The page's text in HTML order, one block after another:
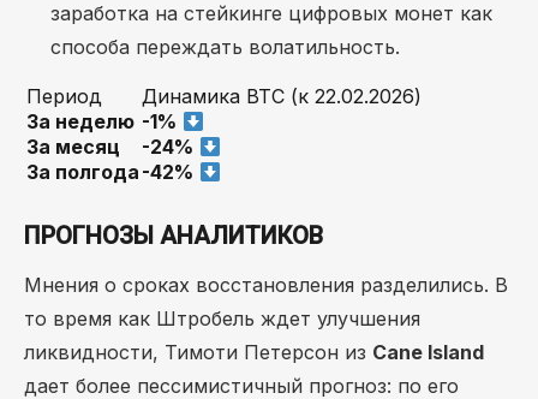
заработка на стейкинге цифровых монет как
способа переждать волатильность.
Период
Динамика BTC (к 22.02.2026)
За неделю -1%
За месяц
-24%
За полгода -42%
ПРОГНОЗЫ АНАЛИТИКОВ
Мнения о сроках восстановления разделились. В
то время как Штробель ждет улучшения
ликвидности, Тимоти Петерсон из Cane Island
дает более пессимистичный прогноз: по его